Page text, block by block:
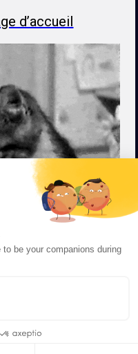
d’accueil
have any questions?